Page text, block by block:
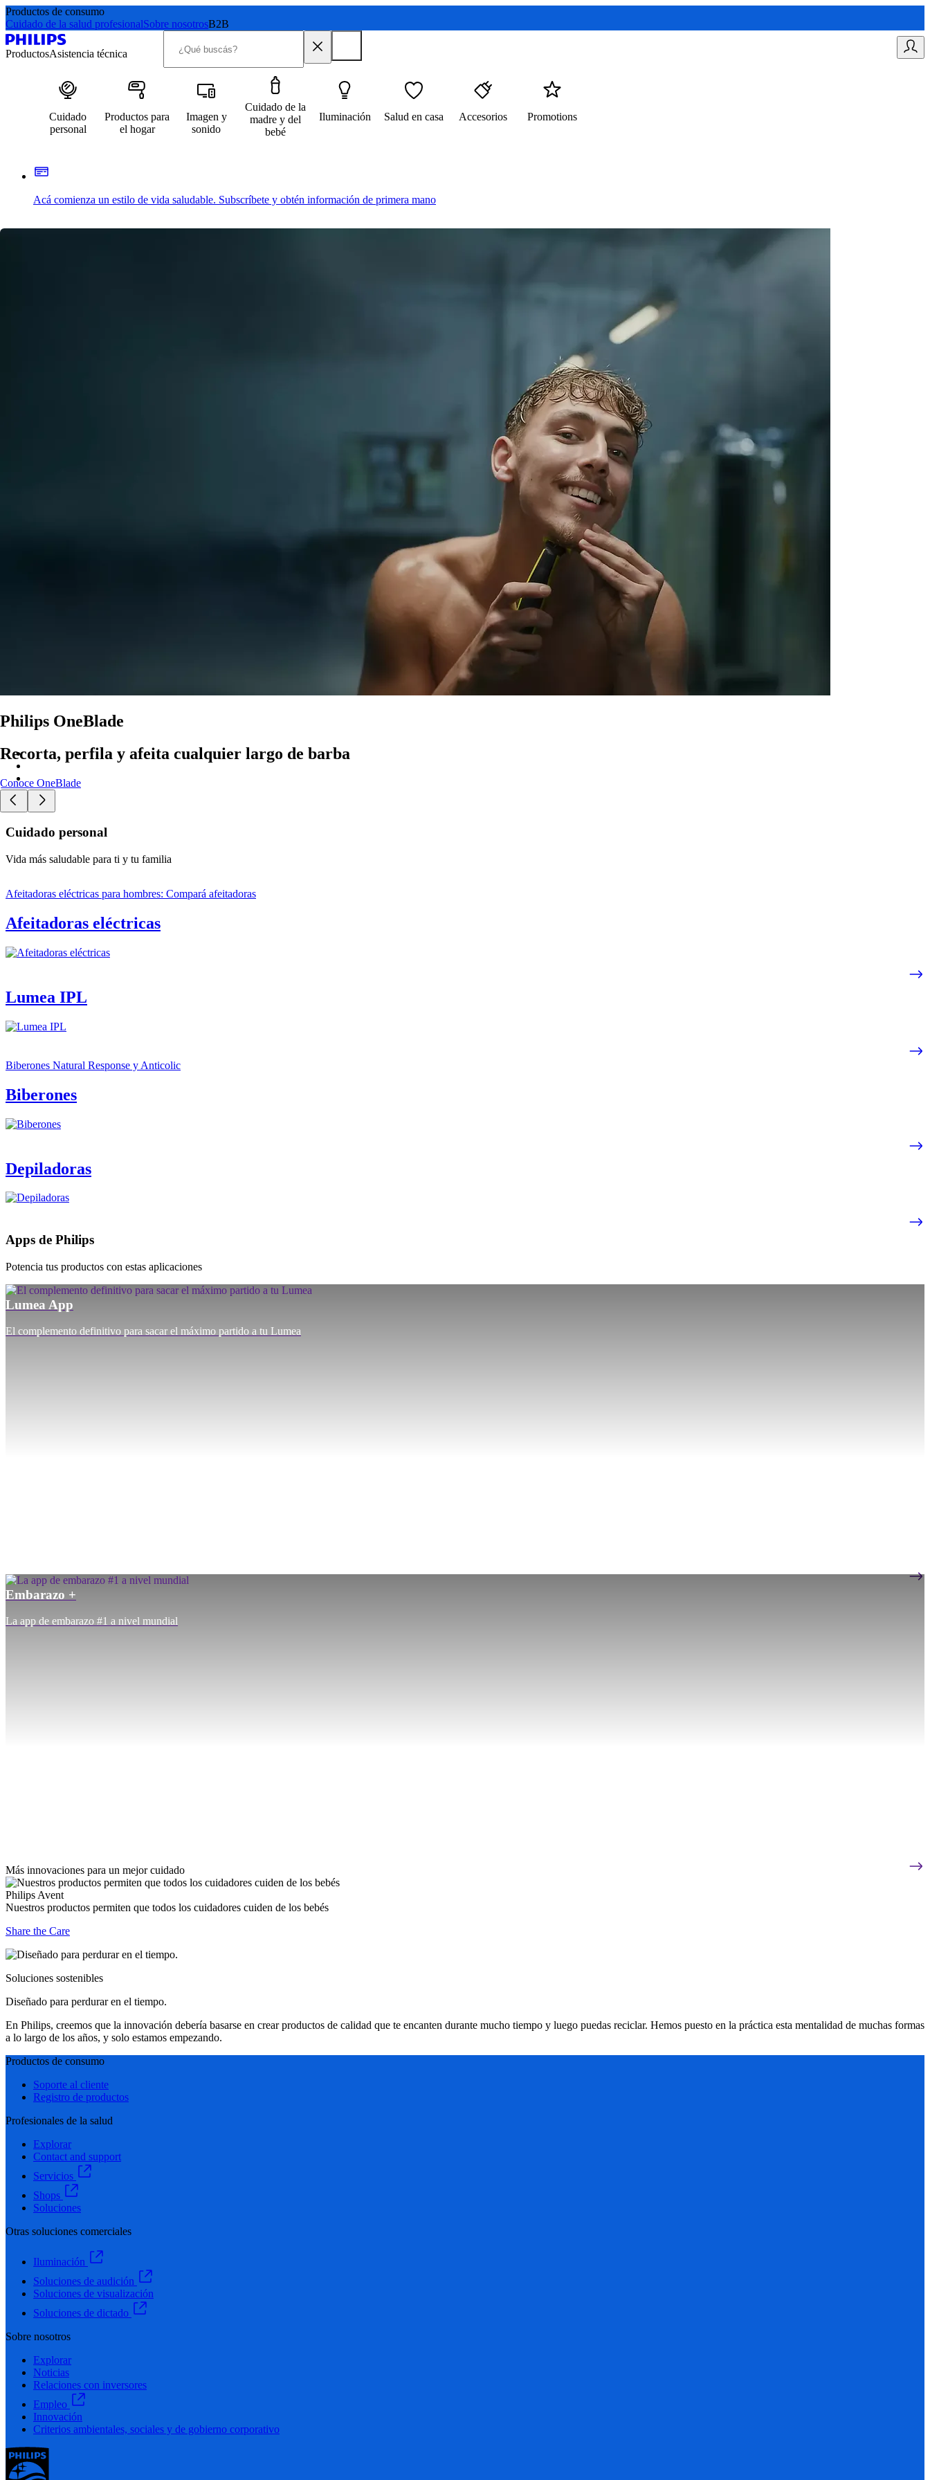
Productos de consumo
Cuidado de la salud profesionalSobre nosotrosB2B
ProductosAsistencia técnica
Cuidado
personal
Productos para
el hogar
Imagen y
sonido
Cuidado de la
madre y del
bebé
Iluminación Salud en casa Accesorios Promotions
Acá comienza un estilo de vida saludable. Subscríbete y obtén información de primera mano
Philips OneBlade
Recorta, perfila y afeita cualquier largo de barba
Conoce OneBlade
Cuidado personal
Vida más saludable para ti y tu familia
Afeitadoras eléctricas para hombres: Compará afeitadoras
Afeitadoras eléctricas
Lumea IPL
Biberones Natural Response y Anticolic
Biberones
Depiladoras
Apps de Philips
Potencia tus productos con estas aplicaciones
Lumea App
El complemento definitivo para sacar el máximo partido a tu Lumea
Embarazo +
La app de embarazo #1 a nivel mundial
Más innovaciones para un mejor cuidado
Philips Avent
Nuestros productos permiten que todos los cuidadores cuiden de los bebés
Share the Care
Soluciones sostenibles
Diseñado para perdurar en el tiempo.
En Philips, creemos que la innovación debería basarse en crear productos de calidad que te encanten durante mucho tiempo y luego puedas reciclar. Hemos puesto en la práctica esta mentalidad de muchas formas
a lo largo de los años, y solo estamos empezando.
Productos de consumo
Soporte al cliente
Registro de productos
Profesionales de la salud
Explorar
Contact and support
Servicios
Shops
Soluciones
Otras soluciones comerciales
Iluminación
Soluciones de audición
Soluciones de visualización
Soluciones de dictado
Sobre nosotros
Explorar
Noticias
Relaciones con inversores
Empleo
Innovación
Criterios ambientales, sociales y de gobierno corporativo